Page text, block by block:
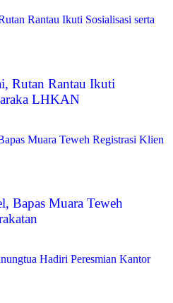
Rutan Rantau Ikuti
LHKAN
Bapas Muara Teweh